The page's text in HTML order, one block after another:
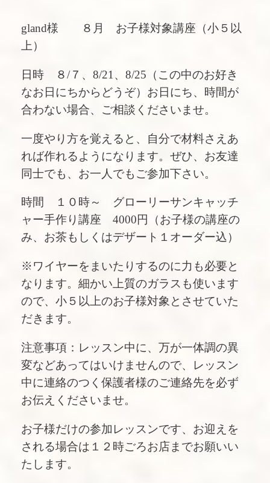
gland様 ８月 お子様対象講座（小５以
上）
日時 ８/７、8/21、8/25（この中のお好き
なお日にちからどうぞ）お日にち、時間が
合わない場合、ご相談くださいませ。
一度やり方を覚えると、自分で材料さえあ
れば作れるようになります。ぜひ、お友達
同士でも、お一人でもご参加下さい。
時間 １０時～ グローリーサンキャッチ
ャー手作り講座 4000円（お子様の講座の
み、お茶もしくはデザート１オーダー込）
※ワイヤーをまいたりするのに力も必要と
なります。細かい上質のガラスも使います
ので、小５以上のお子様対象とさせていた
だきます。
注意事項：レッスン中に、万が一体調の異
変などあってはいけませんので、レッスン
中に連絡のつく保護者様のご連絡先を必ず
お伝えくださいませ。
お子様だけの参加レッスンです、お迎えを
される場合は１２時ごろお店までお願いい
たします。